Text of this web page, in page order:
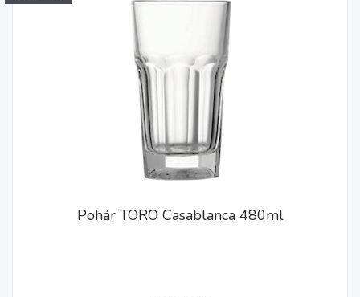
Pohár TORO Casablanca 480ml